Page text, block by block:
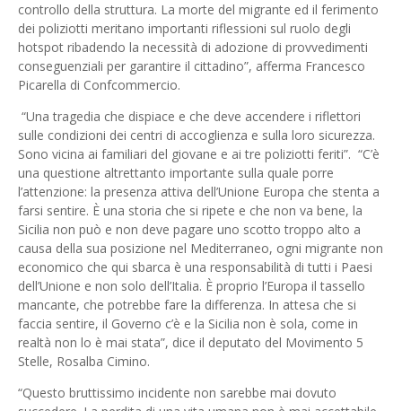
controllo della struttura. La morte del migrante ed il ferimento
dei poliziotti meritano importanti riflessioni sul ruolo degli
hotspot ribadendo la necessità di adozione di provvedimenti
conseguenziali per garantire il cittadino”, afferma Francesco
Picarella di Confcommercio.
“Una tragedia che dispiace e che deve accendere i riflettori
sulle condizioni dei centri di accoglienza e sulla loro sicurezza.
Sono vicina ai familiari del giovane e ai tre poliziotti feriti”. “C’è
una questione altrettanto importante sulla quale porre
l’attenzione: la presenza attiva dell’Unione Europa che stenta a
farsi sentire. È una storia che si ripete e che non va bene, la
Sicilia non può e non deve pagare uno scotto troppo alto a
causa della sua posizione nel Mediterraneo, ogni migrante non
economico che qui sbarca è una responsabilità di tutti i Paesi
dell’Unione e non solo dell’Italia. È proprio l’Europa il tassello
mancante, che potrebbe fare la differenza. In attesa che si
faccia sentire, il Governo c’è e la Sicilia non è sola, come in
realtà non lo è mai stata”, dice il deputato del Movimento 5
Stelle, Rosalba Cimino.
“Questo bruttissimo incidente non sarebbe mai dovuto